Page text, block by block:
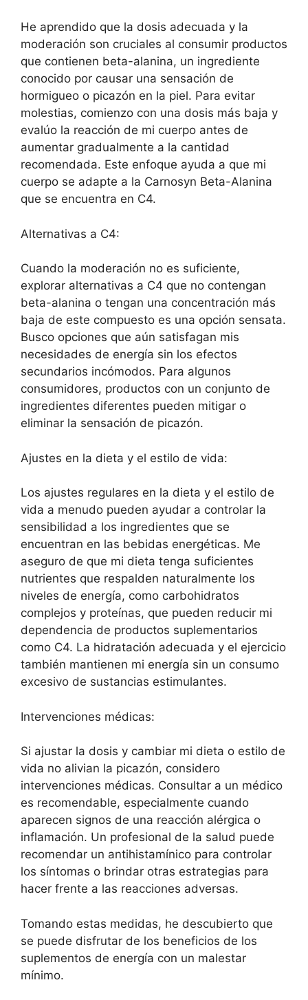
He aprendido que la dosis adecuada y la
moderación son cruciales al consumir productos
que contienen beta-alanina, un ingrediente
conocido por causar una sensación de
hormigueo o picazón en la piel. Para evitar
molestias, comienzo con una dosis más baja y
evalúo la reacción de mi cuerpo antes de
aumentar gradualmente a la cantidad
recomendada. Este enfoque ayuda a que mi
cuerpo se adapte a la Carnosyn Beta-Alanina
que se encuentra en C4.
Alternativas a C4:
Cuando la moderación no es suficiente,
explorar alternativas a C4 que no contengan
beta-alanina o tengan una concentración más
baja de este compuesto es una opción sensata.
Busco opciones que aún satisfagan mis
necesidades de energía sin los efectos
secundarios incómodos. Para algunos
consumidores, productos con un conjunto de
ingredientes diferentes pueden mitigar o
eliminar la sensación de picazón.
Ajustes en la dieta y el estilo de vida:
Los ajustes regulares en la dieta y el estilo de
vida a menudo pueden ayudar a controlar la
sensibilidad a los ingredientes que se
encuentran en las bebidas energéticas. Me
aseguro de que mi dieta tenga suficientes
nutrientes que respalden naturalmente los
niveles de energía, como carbohidratos
complejos y proteínas, que pueden reducir mi
dependencia de productos suplementarios
como C4. La hidratación adecuada y el ejercicio
también mantienen mi energía sin un consumo
excesivo de sustancias estimulantes.
Intervenciones médicas:
Si ajustar la dosis y cambiar mi dieta o estilo de
vida no alivian la picazón, considero
intervenciones médicas. Consultar a un médico
es recomendable, especialmente cuando
aparecen signos de una reacción alérgica o
inflamación. Un profesional de la salud puede
recomendar un antihistamínico para controlar
los síntomas o brindar otras estrategias para
hacer frente a las reacciones adversas.
Tomando estas medidas, he descubierto que
se puede disfrutar de los beneficios de los
suplementos de energía con un malestar
mínimo.